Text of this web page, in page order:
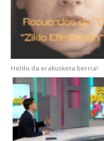
Heldu da erakusketa berria!